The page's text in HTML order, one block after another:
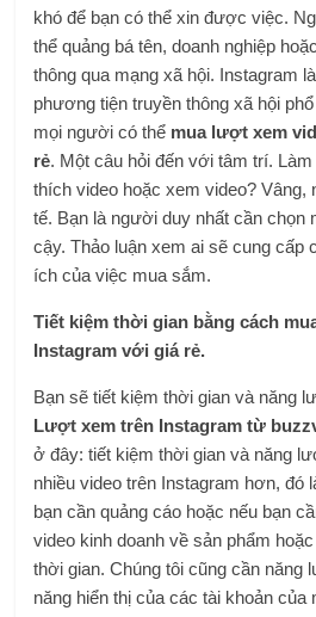
khó để bạn có thể xin được việc.
thể quảng bá tên, doanh nghiệp
thông qua mạng xã hội. Instagram
phương tiện truyền thông xã hội
mọi người có thể mua lượt xem
rẻ. Một câu hỏi đến với tâm trí.
thích video hoặc xem video? Vâng,
tế. Bạn là người duy nhất cần chọn
cậy. Thảo luận xem ai sẽ cung cấp
ích của việc mua sắm.
Tiết kiệm thời gian bằng cách
Instagram với giá rẻ.
Bạn sẽ tiết kiệm thời gian và năng
Lượt xem trên Instagram từ
ở đây: tiết kiệm thời gian và năng
nhiều video trên Instagram hơn, đó
bạn cần quảng cáo hoặc nếu bạn
video kinh doanh về sản phẩm
thời gian. Chúng tôi cũng cần năng
năng hiển thị của các tài khoản của